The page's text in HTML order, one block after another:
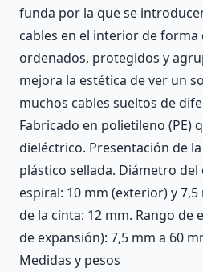
funda por la que se
cables en el interior de forma
ordenados, protegidos y
mejora la estética de ver un
muchos cables sueltos de
Fabricado en polietileno (PE)
dieléctrico. Presentación de
plástico sellada. Diámetro
espiral: 10 mm (exterior) y
de la cinta: 12 mm. Rango de
de expansión): 7,5 mm a 60
Medidas y pesos